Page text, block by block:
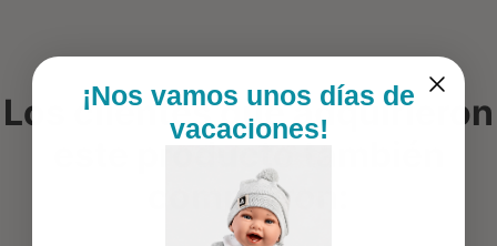
Los clientes que adquirieron
compraron:
¡Nos vamos unos días de
vacaciones!